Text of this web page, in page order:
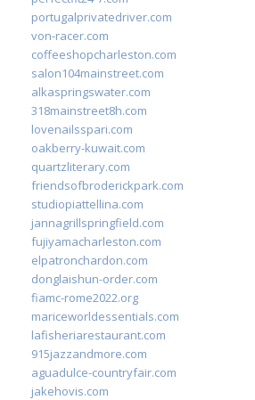
portugalprivatedriver.com
von-racer.com
coffeeshopcharleston.com
salon104mainstreet.com
alkaspringswater.com
318mainstreet8h.com
lovenailsspari.com
oakberry-kuwait.com
quartzliterary.com
friendsofbroderickpark.com
studiopiattellina.com
jannagrillspringfield.com
fujiyamacharleston.com
elpatronchardon.com
donglaishun-order.com
fiamc-rome2022.org
mariceworldessentials.com
lafisheriarestaurant.com
915jazzandmore.com
aguadulce-countryfair.com
jakehovis.com